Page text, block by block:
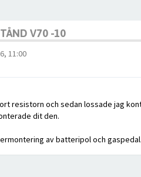
V70 -10
11:00
resistorn och sedan lossade jag
dit den.
av batteripol och gaspedal.